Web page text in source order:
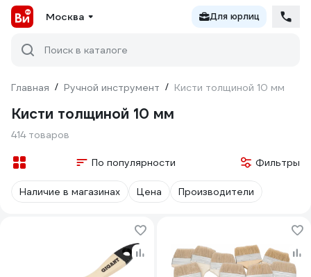
Москва Для юрлиц
Поиск в каталоге
Главная / Ручной инструмент / Кисти толщиной 10 мм
Кисти толщиной 10 мм
414 товаров
По популярности Фильтры
Наличие в магазинах Цена Производители